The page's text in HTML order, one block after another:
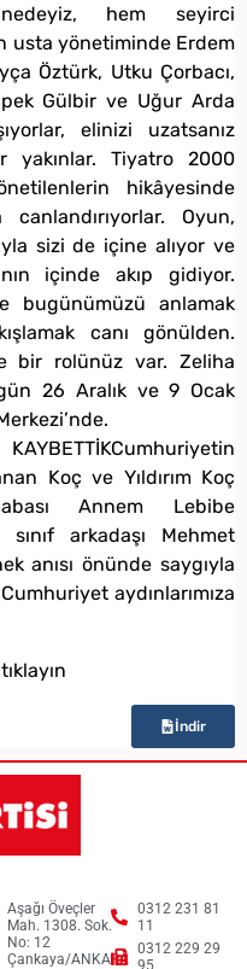
hem seyirci
usta yönetiminde Erdem
Öztürk, Utku Çorbacı,
Gülbir ve Uğur Arda
elinizi uzatsanız
yakınlar. Tiyatro 2000
hikâyesinde
Oyun,
sizi de içine alıyor ve
içinde akıp gidiyor.
bugünümüzü anlamak
canı gönülden.
bir rolünüz var. Zeliha
26 Aralık ve 9 Ocak
Koç ve Yıldırım Koç
Annem Lebibe
sınıf arkadaşı Mehmet
anısı önünde saygıyla
aydınlarımıza
İndir
Aşağı Öveçler
Mah. 1308. Sok.
No: 12
Çankaya/ANKARA
0312 231 81
11
0312 229 29
95